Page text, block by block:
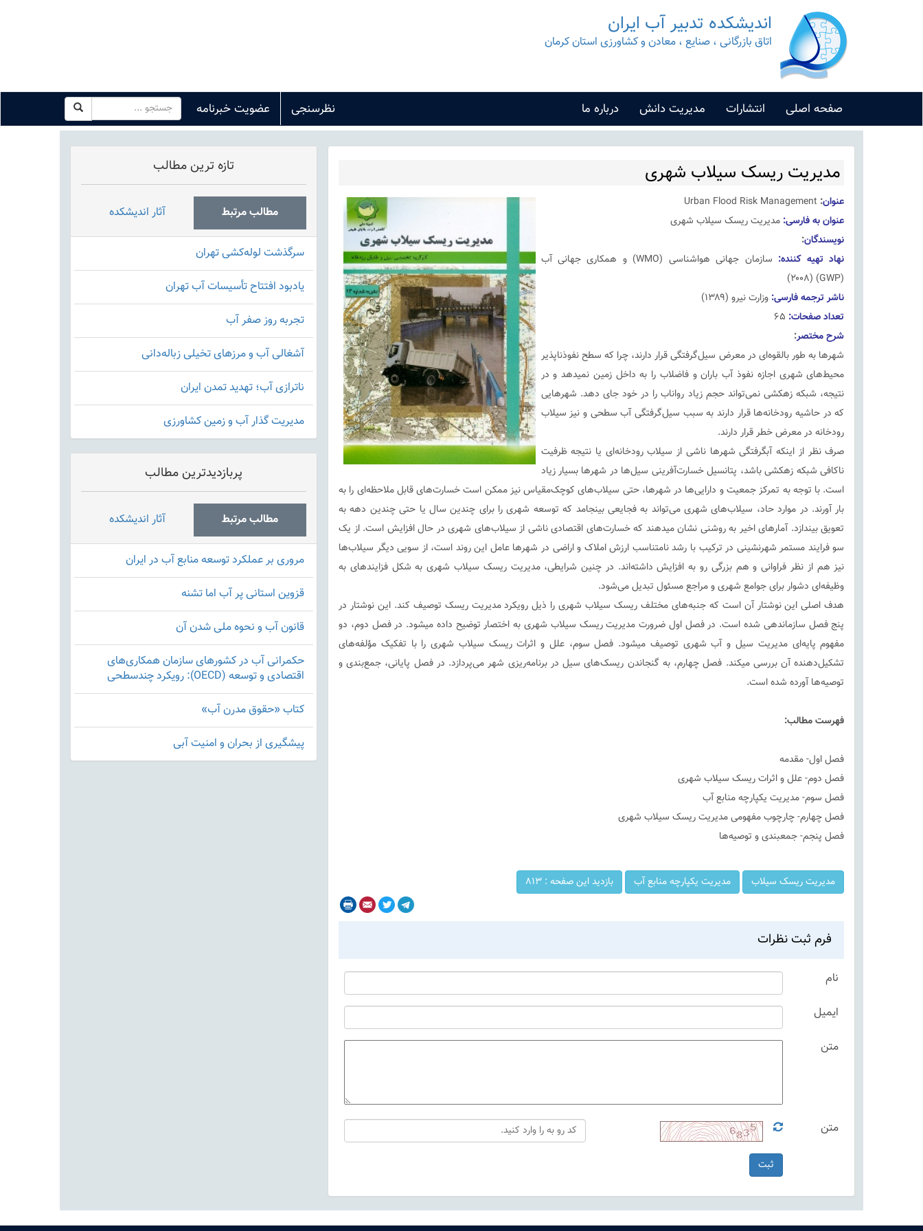
اندیشکده تدبیر آب ایران
اتاق بازرگانی ، صنایع ، معادن و کشاورزی استان کرمان
عضویت خبرنامه نظرسنجی صفحه اصلی انتشارات مدیریت دانش درباره ما
مدیریت ریسک سیلاب شهری
عنوان:
عنوان به فارسی: مدیریت ریسک سیلاب شهری
نویسندگان:
نهاد تهیه کننده:
سازمان جهانی هواشناسی (WMO) و همکاری جهانی آب
(GWP) (۲۰۰۸)
ناشر ترجمه فارسی: وزارت نیرو (۱۳۸۹)
تعداد صفحات: ۶۵
شرح مختصر:
شهرها به طور بالقوه‌ای در معرض سیل‌گرفتگی قرار دارند، چرا که سطح نفوذناپذیر
محیط‌های شهری اجازه نفوذ آب باران و فاضلاب را به داخل زمین نمیدهد و در
نتیجه، شبکه زهکشی نمی‌تواند حجم زیاد رواناب را در خود جای دهد. شهرهایی
که در حاشیه رودخانه‌ها قرار دارند به سبب سیل‌گرفتگی آب سطحی و نیز سیلاب
رودخانه در معرض خطر قرار دارند.
صرف نظر از اینکه آبگرفتگی شهرها ناشی از سیلاب رودخانه‌ای یا نتیجه ظرفیت
ناکافی شبکه زهکشی باشد، پتانسیل خسارت‌آفرینی سیل‌ها در شهرها بسیار زیاد
است. با توجه به تمرکز جمعیت و دارایی‌ها در شهرها، حتی سیلاب‌های کوچک‌مقیاس نیز ممکن است خسارت‌های قابل ملاحظه‌ای را به
بار آورند. در موارد حاد، سیلاب‌های شهری می‌تواند به فجایعی بینجامد که توسعه شهری را برای چندین سال یا حتی چندین دهه به
تعویق بیندازد. آمارهای اخیر به روشنی نشان میدهند که خسارت‌های اقتصادی ناشی از سیلاب‌های شهری در حال افزایش است. از یک
سو فرایند مستمر شهرنشینی در ترکیب با رشد نامتناسب ارزش املاک و اراضی در شهرها عامل این روند است، از سویی دیگر سیلاب‌ها
نیز هم از نظر فراوانی و هم بزرگی رو به افزایش داشته‌اند. در چنین شرایطی، مدیریت ریسک سیلاب شهری به شکل فزایندهای به
وظیفه‌ای دشوار برای جوامع شهری و مراجع مسئول تبدیل می‌شود.
هدف اصلی این نوشتار آن است که جنبه‌های مختلف ریسک سیلاب شهری را ذیل رویکرد مدیریت ریسک توصیف کند. این نوشتار در
پنج فصل سازماندهی شده است. در فصل اول ضرورت مدیریت ریسک سیلاب شهری به اختصار توضیح داده میشود. در فصل دوم، دو
مفهوم پایه‌ای مدیریت سیل و آب شهری توصیف میشود. فصل سوم، علل و اثرات ریسک سیلاب شهری را با تفکیک مؤلفه‌های
تشکیل‌دهنده آن بررسی میکند. فصل چهارم، به گنجاندن ریسک‌های سیل در برنامه‌ریزی شهر می‌پردازد. در فصل پایانی، جمع‌بندی و
توصیه‌ها آورده شده است.
فهرست مطالب:
فصل اول- مقدمه
فصل دوم- علل و اثرات ریسک سیلاب شهری
فصل سوم- مدیریت یکپارچه منابع آب
فصل چهارم- چارچوب مفهومی مدیریت ریسک سیلاب شهری
فصل پنجم- جمعبندی و توصیه‌ها
مدیریت ریسک سیلاب مدیریت یکپارچه منابع آب بازدید این صفحه : 813
Telegram
Twitter
Email
Print
فرم ثبت نظرات
نام
ایمیل
متن
متن
تازه ترین مطالب
مطالب مرتبط آثار اندیشکده
سرگذشت لوله‌کشی تهران
یادبود افتتاح تأسیسات آب تهران
تجربه روز صفر آب
آشغالی آب و مرزهای تخیلی زباله‌دانی
ناترازی آب؛ تهدید تمدن ایران
مدیریت گذار آب و زمین کشاورزی
پربازدیدترین مطالب
مطالب مرتبط آثار اندیشکده
مروری بر عملکرد توسعه منابع آب در ایران
قزوین استانی پر آب اما تشنه
قانون آب و نحوه ملی شدن آن
حکمرانی آب در کشورهای سازمان همکاری‌های
اقتصادی و توسعه (OECD): رویکرد چندسطحی
کتاب «حقوق مدرن آب»
پیشگیری از بحران و امنیت آبی